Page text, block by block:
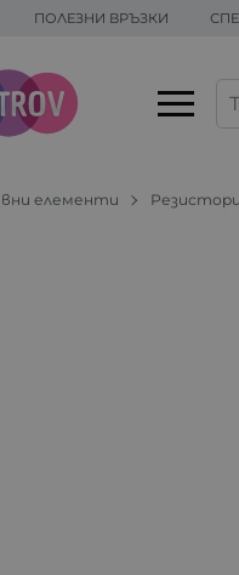
ПОЛЕЗНИ ВРЪЗКИ
елементи Резистори